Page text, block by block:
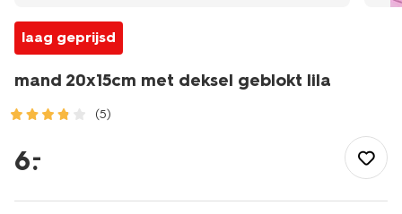
laag geprijsd
mand 20x15cm met deksel geblokt lila
(5)
slapen/opbergen/manden/mand-
20x15cm-
deksel-
6.
–